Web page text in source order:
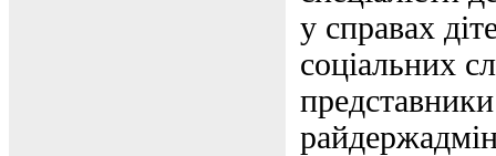
у справах
соціальних